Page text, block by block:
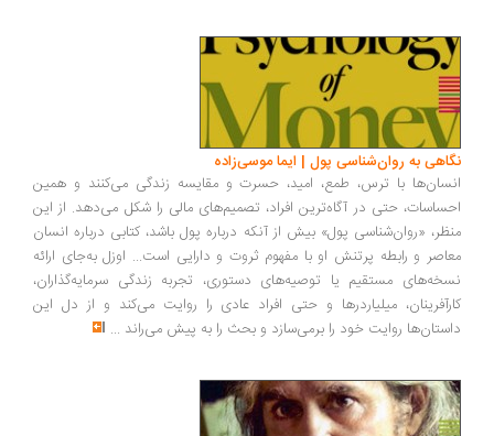
به روان‌شناسی پول | ایما موسی‌زاده
با ترس، طمع، امید، حسرت و مقایسه زندگی می‌کنند و همین
حتی در آگاه‌ترین افراد، تصمیم‌های مالی را شکل می‌دهد. از این
«روان‌شناسی پول» بیش از آنکه درباره پول باشد، کتابی درباره انسان
و رابطه پرتنش او با مفهوم ثروت و دارایی است... اوزل به‌جای ارائه
مستقیم یا توصیه‌های دستوری، تجربه زندگی سرمایه‌گذاران،
میلیاردرها و حتی افراد عادی را روایت می‌کند و از دل این
روایت خود را برمی‌سازد و بحث را به پیش می‌راند...